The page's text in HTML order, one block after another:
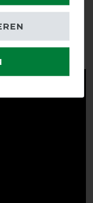
- Wind - Aktivität